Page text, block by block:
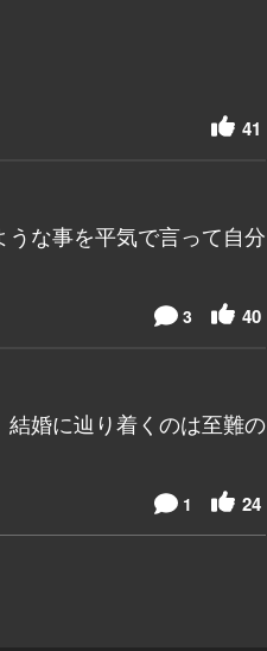
41
な事を平気で言って自分
40
3
婚に辿り着くのは至難の
24
1